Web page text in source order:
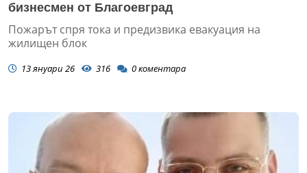
бизнесмен от Благоевград
Пожарът спря тока и предизвика евакуация на
жилищен блок
13 януари 26 316 0коментара